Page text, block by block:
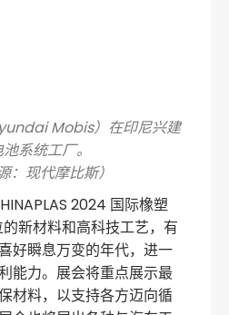
Mobis）在印尼兴建
系统工厂。
：现代摩比斯）
2024 国际橡塑
新材料和高科技工艺，有
好瞬息万变的年代，进一
能力。展会将重点展示最
材料，以支持各方迈向循